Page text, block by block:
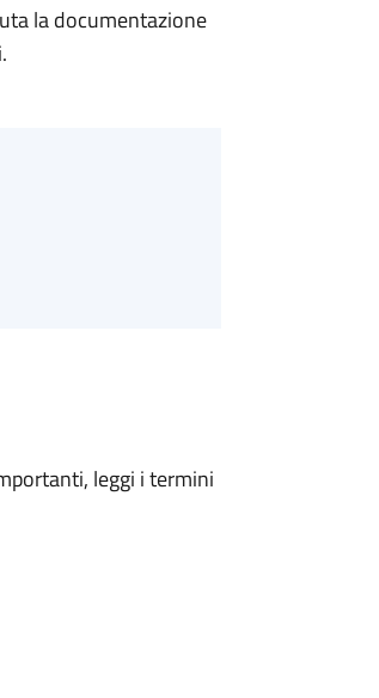
la documentazione
leggi i termini